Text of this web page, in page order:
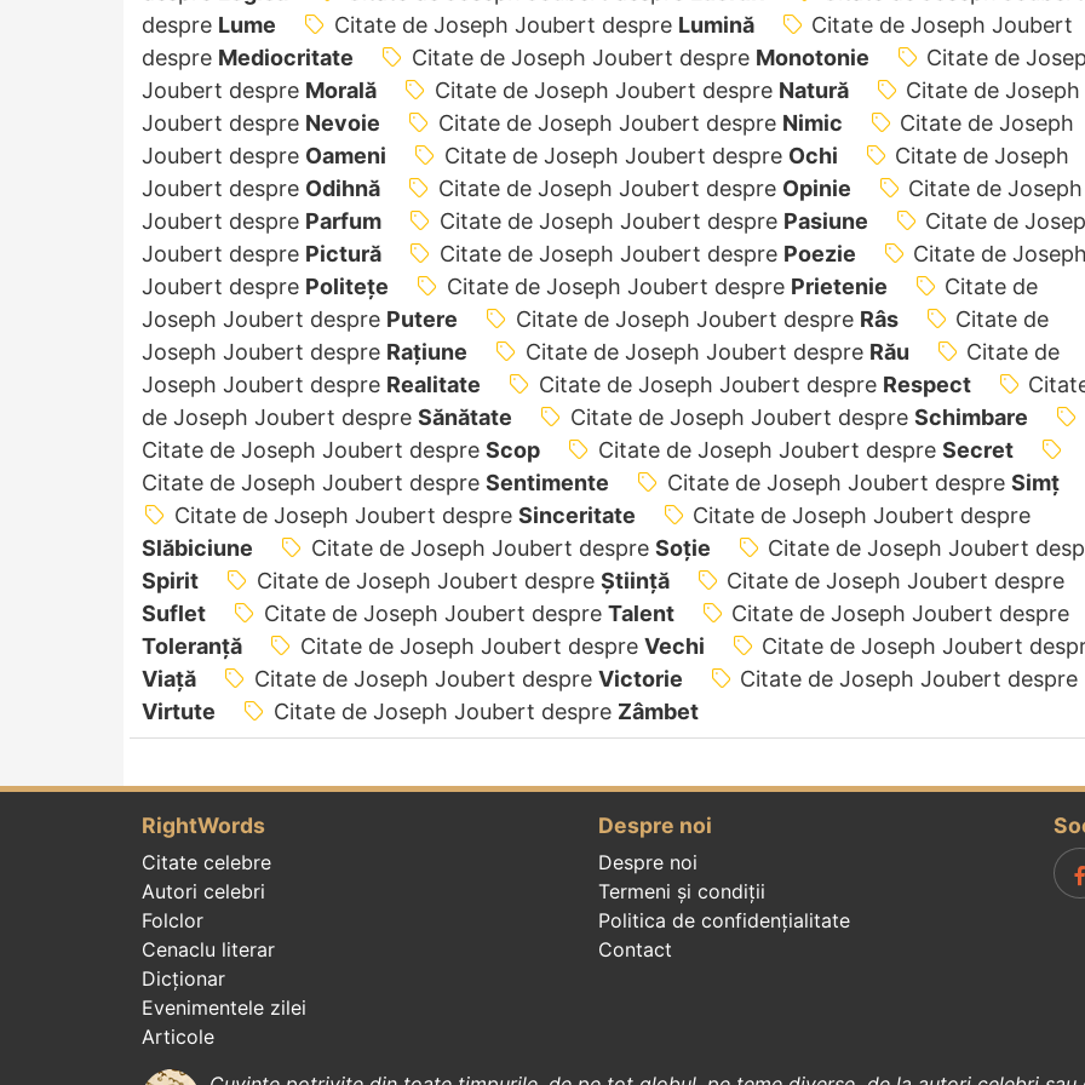
despre Lume Citate de Joseph Joubert despre Lumină
Citate de Joseph Joubert
despre Mediocritate Citate de Joseph Joubert despre Monotonie
Citate de
Joubert despre Morală Citate de Joseph Joubert despre Natură
Citate de Joseph
Joubert despre Nevoie Citate de Joseph Joubert despre Nimic
Citate de Joseph
Joubert despre Oameni Citate de Joseph Joubert despre Ochi
Citate de Joseph
Joubert despre Odihnă Citate de Joseph Joubert despre Opinie
Citate de Joseph
Joubert despre Parfum Citate de Joseph Joubert despre Pasiune
Citate de
Joubert despre Pictură Citate de Joseph Joubert despre Poezie
Citate de Joseph
Joubert despre Politețe Citate de Joseph Joubert despre Prietenie
Citate de
Joseph Joubert despre Putere Citate de Joseph Joubert despre Râs
Citate de
Joseph Joubert despre Rațiune Citate de Joseph Joubert despre Rău
Citate de
Joseph Joubert despre Realitate Citate de Joseph Joubert despre Respect
de Joseph Joubert despre Sănătate Citate de Joseph Joubert despre Schimbare
Citate de Joseph Joubert despre Scop Citate de Joseph Joubert despre Secret
Citate de Joseph Joubert despre Sentimente Citate de Joseph Joubert despre Simț
Citate de Joseph Joubert despre Sinceritate
Citate de Joseph Joubert despre
Slăbiciune
Citate de Joseph Joubert despre Soție
Citate de Joseph Joubert
Spirit
Citate de Joseph Joubert despre Știință
Citate de Joseph Joubert despre
Suflet
Citate de Joseph Joubert despre Talent
Citate de Joseph Joubert despre
Toleranță
Citate de Joseph Joubert despre Vechi
Citate de Joseph Joubert
Viață
Citate de Joseph Joubert despre Victorie
Citate de Joseph Joubert despre
Virtute
Citate de Joseph Joubert despre Zâmbet
RightWords
Citate celebre
Autori celebri
Folclor
Cenaclu literar
Dicționar
Evenimentele zilei
Articole
Despre noi
Despre noi
Termeni și condiții
Politica de confidenţialitate
Contact